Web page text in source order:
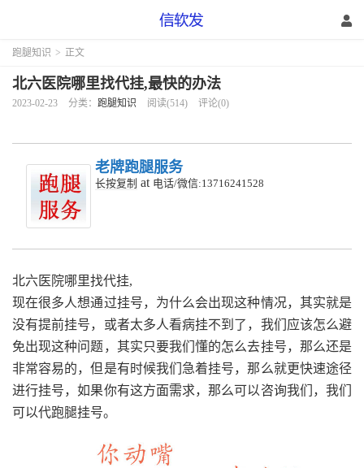
跑腿知识 > 正文
北六医院哪里找代挂,最快的办法
2023-02-23 分类： 跑腿知识 阅读(514) 评论(0)
老牌跑腿服务
长按复制 at 电话/微信:13716241528
北六医院哪里找代挂,
现在很多人想通过挂号，为什么会出现这种情况，其实就是
没有提前挂号，或者太多人看病挂不到了，我们应该怎么避
免出现这种问题，其实只要我们懂的怎么去挂号，那么还是
非常容易的，但是有时候我们急着挂号，那么就更快速途径
进行挂号，如果你有这方面需求，那么可以咨询我们，我们
可以代跑腿挂号。